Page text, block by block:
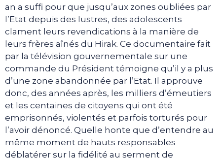
an a suffi pour que jusqu’aux zones oubliées par
l’Etat depuis des lustres, des adolescents
clament leurs revendications à la manière de
leurs frères aînés du Hirak. Ce documentaire fait
par la télévision gouvernementale sur une
commande du Président témoigne qu’il y a plus
d’une zone abandonnée par l’Etat. Il approuve
donc, des années après, les milliers d’émeutiers
et les centaines de citoyens qui ont été
emprisonnés, violentés et parfois torturés pour
l’avoir dénoncé. Quelle honte que d’entendre au
même moment de hauts responsables
déblatérer sur la fidélité au serment de